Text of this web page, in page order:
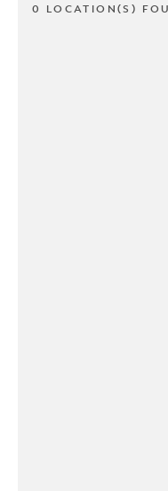
0 LOCATION(S)